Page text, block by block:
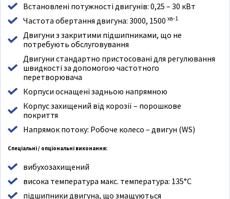
Встановлені потужності двигунів: 0,25 – 30 кВт
Частота обертання двигуна: 3000, 1500 хв-1
Двигуни з закритими підшипниками, що не
потребують обслуговування
Двигуни стандартно пристосовані для регулювання
швидкості за допомогою частотного
перетворювача
Корпуси оснащені задньою напрямною
Корпус захищений від корозії – порошкове
покриття
Напрямок потоку: Робоче колесо – двигун (WS)
Спеціальні / опціональні виконання:
вибухозахищений
висока температура макс. температура: 135°C
підшипники двигуна, що змащуються